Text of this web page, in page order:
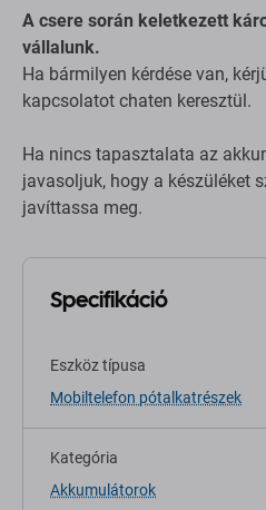
A csere során keletkezett
vállalunk.
Ha bármilyen kérdése van,
kapcsolatot chaten keresztül.
Ha nincs tapasztalata az
javasoljuk, hogy a készüléket
javíttassa meg.
Specifikáció
Eszköz típusa
Mobiltelefon pótalkatrészek
Kategória
Akkumulátorok